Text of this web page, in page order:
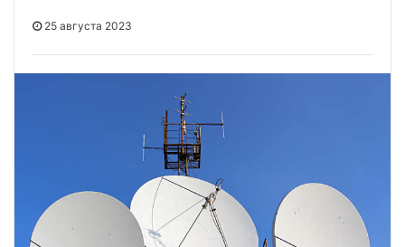
25 августа 2023